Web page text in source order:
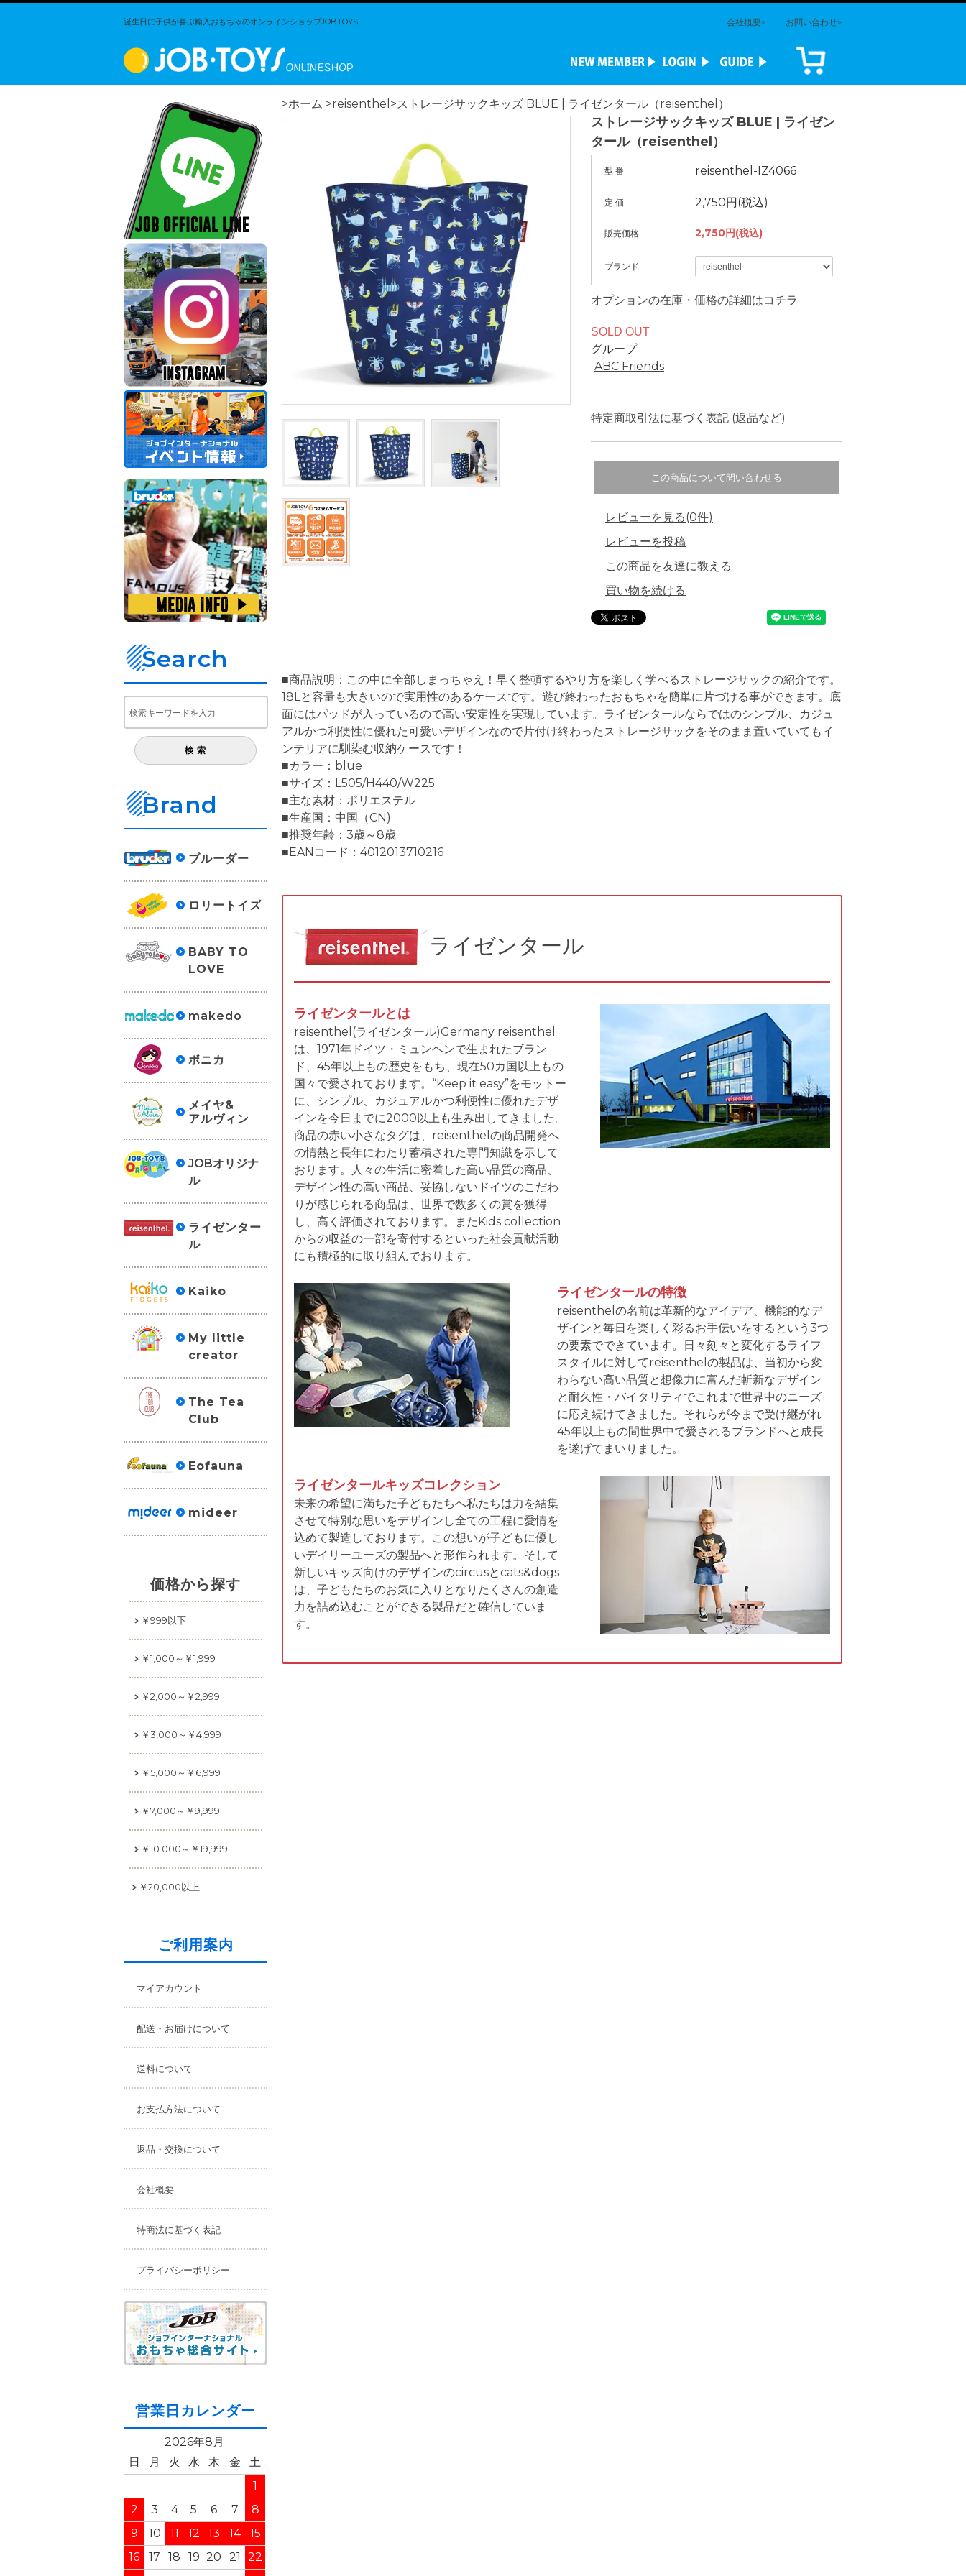
誕生日に子供が喜ぶ輸入おもちゃのオンラインショップJOBTOYS 会社概要> | お問い合わせ>
Search
Brand
ブルーダー
ロリートイズ
BABY TO
LOVE
makedo
ボニカ
メイヤ&
アルヴィン
JOBオリジナ
ル
ライゼンター
ル
Kaiko
My little
creator
The Tea
Club
Eofauna
mideer
価格から探す
￥999以下
￥1,000～￥1,999
￥2,000～￥2,999
￥3,000～￥4,999
￥5,000～￥6,999
￥7,000～￥9,999
￥10.000～￥19,999
￥20,000以上
ご利用案内
マイアカウント
配送・お届けについて
送料について
お支払方法について
返品・交換について
会社概要
特商法に基づく表記
プライバシーポリシー
営業日カレンダー
2026年8月
日
月 火 水 木 金
土
1
2
3 4 5 6 7
8
9
10 11 12 13 14
15
16
17 18 19 20 21
22
>ホーム >reisenthel >ストレージサックキッズ BLUE | ライゼンタール（reisenthel）
ストレージサックキッズ BLUE | ライゼン
タール（reisenthel）
型 番 reisenthel-IZ4066
定 価 2,750円(税込)
販売価格 2,750円(税込)
ブランド
オプションの在庫・価格の詳細はコチラ
SOLD OUT
グループ:
ABC Friends
特定商取引法に基づく表記 (返品など)
この商品について問い合わせる
レビューを見る(0件)
レビューを投稿
この商品を友達に教える
買い物を続ける
■商品説明：この中に全部しまっちゃえ！早く整頓するやり方を楽しく学べるストレージサックの紹介です。
18Lと容量も大きいので実用性のあるケースです。遊び終わったおもちゃを簡単に片づける事ができます。底
面にはパッドが入っているので高い安定性を実現しています。ライゼンタールならではのシンプル、カジュ
アルかつ利便性に優れた可愛いデザインなので片付け終わったストレージサックをそのまま置いていてもイ
ンテリアに馴染む収納ケースです！
■カラー：blue
■サイズ：L505/H440/W225
■主な素材：ポリエステル
■生産国：中国（CN)
■推奨年齢：3歳～8歳
■EANコード：4012013710216
ライゼンタール
ライゼンタールとは
reisenthel(ライゼンタール)Germany reisenthel
は、1971年ドイツ・ミュンヘンで生まれたブラン
ド、45年以上もの歴史をもち、現在50カ国以上もの
国々で愛されております。“Keep it easy”をモットー
に、シンプル、カジュアルかつ利便性に優れたデザ
インを今日までに2000以上も生み出してきました。
商品の赤い小さなタグは、reisenthelの商品開発へ
の情熱と長年にわたり蓄積された専門知識を示して
おります。人々の生活に密着した高い品質の商品、
デザイン性の高い商品、妥協しないドイツのこだわ
りが感じられる商品は、世界で数多くの賞を獲得
し、高く評価されております。またKids collection
からの収益の一部を寄付するといった社会貢献活動
にも積極的に取り組んでおります。
ライゼンタールの特徴
reisenthelの名前は革新的なアイデア、機能的なデ
ザインと毎日を楽しく彩るお手伝いをするという3つ
の要素でできています。日々刻々と変化するライフ
スタイルに対してreisenthelの製品は、当初から変
わらない高い品質と想像力に富んだ斬新なデザイン
と耐久性・バイタリティでこれまで世界中のニーズ
に応え続けてきました。それらが今まで受け継がれ
45年以上もの間世界中で愛されるブランドへと成長
を遂げてまいりました。
ライゼンタールキッズコレクション
未来の希望に満ちた子どもたちへ私たちは力を結集
させて特別な思いをデザインし全ての工程に愛情を
込めて製造しております。この想いが子どもに優し
いデイリーユーズの製品へと形作られます。そして
新しいキッズ向けのデザインのcircusとcats&dogs
は、子どもたちのお気に入りとなりたくさんの創造
力を詰め込むことができる製品だと確信していま
す。